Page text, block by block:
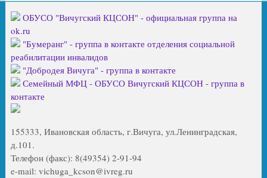
ОБУСО "Вичугский КЦСОН" - официальная группа на
ok.ru
"Бумеранг" - группа в контакте отделения социальной
реабилитации инвалидов
"Добродея Вичуга" - группа в контакте
Семейный МФЦ - ОБУСО Вичугский КЦСОН - группа в
контакте
155333, Ивановская область, г.Вичуга, ул.Ленинградская,
д.101.
Телефон (факс): 8(49354) 2-91-94
e-mail: vichuga_kcson@ivreg.ru